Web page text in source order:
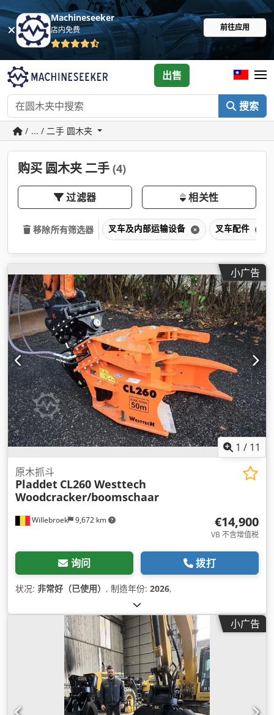
Machineseeker
店内免费 前往应用
搜索
出售
/ ... / 二手 圆木夹
购买 圆木夹 二手 (4)
过滤器 相关性
移除所有筛选器 叉车及内部运输设备 叉车配件
小广告
1 / 11
Willebroek 9,672 km
原木抓斗
Pladdet CL260 Westtech
Woodcracker/boomschaar
€14,900
VB 不含增值税
询问 拨打
状况: 非常好（已使用） , 制造年份: 2026,
小广告